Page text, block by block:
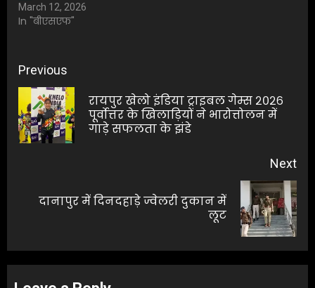
March 12, 2026
In "बीएसएफ"
Post
navigation
Previous
रायपुर खेलो इंडिया ट्राइबल गेम्स २०२६
पूर्वोत्तर के खिलाड़ियों ने भारोत्तोलन में
गाड़े सफलता के झंडे
Next
Nextदानापुर में दिनदहाड़े ज्वेलरी दुकान में
लूट